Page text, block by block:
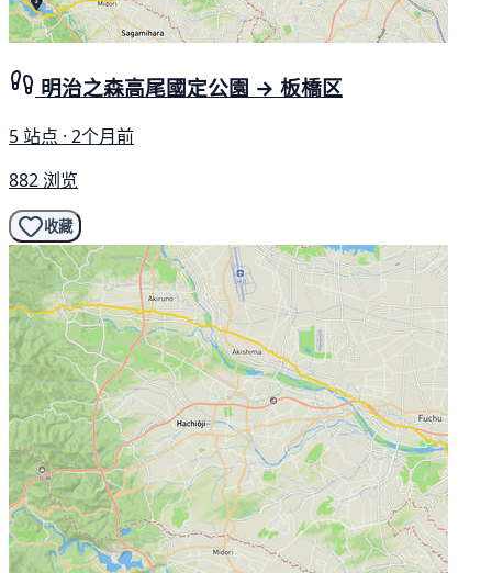
明治之森高尾國定公園 → 板橋区
5 站点 · 2个月前
882 浏览
收藏